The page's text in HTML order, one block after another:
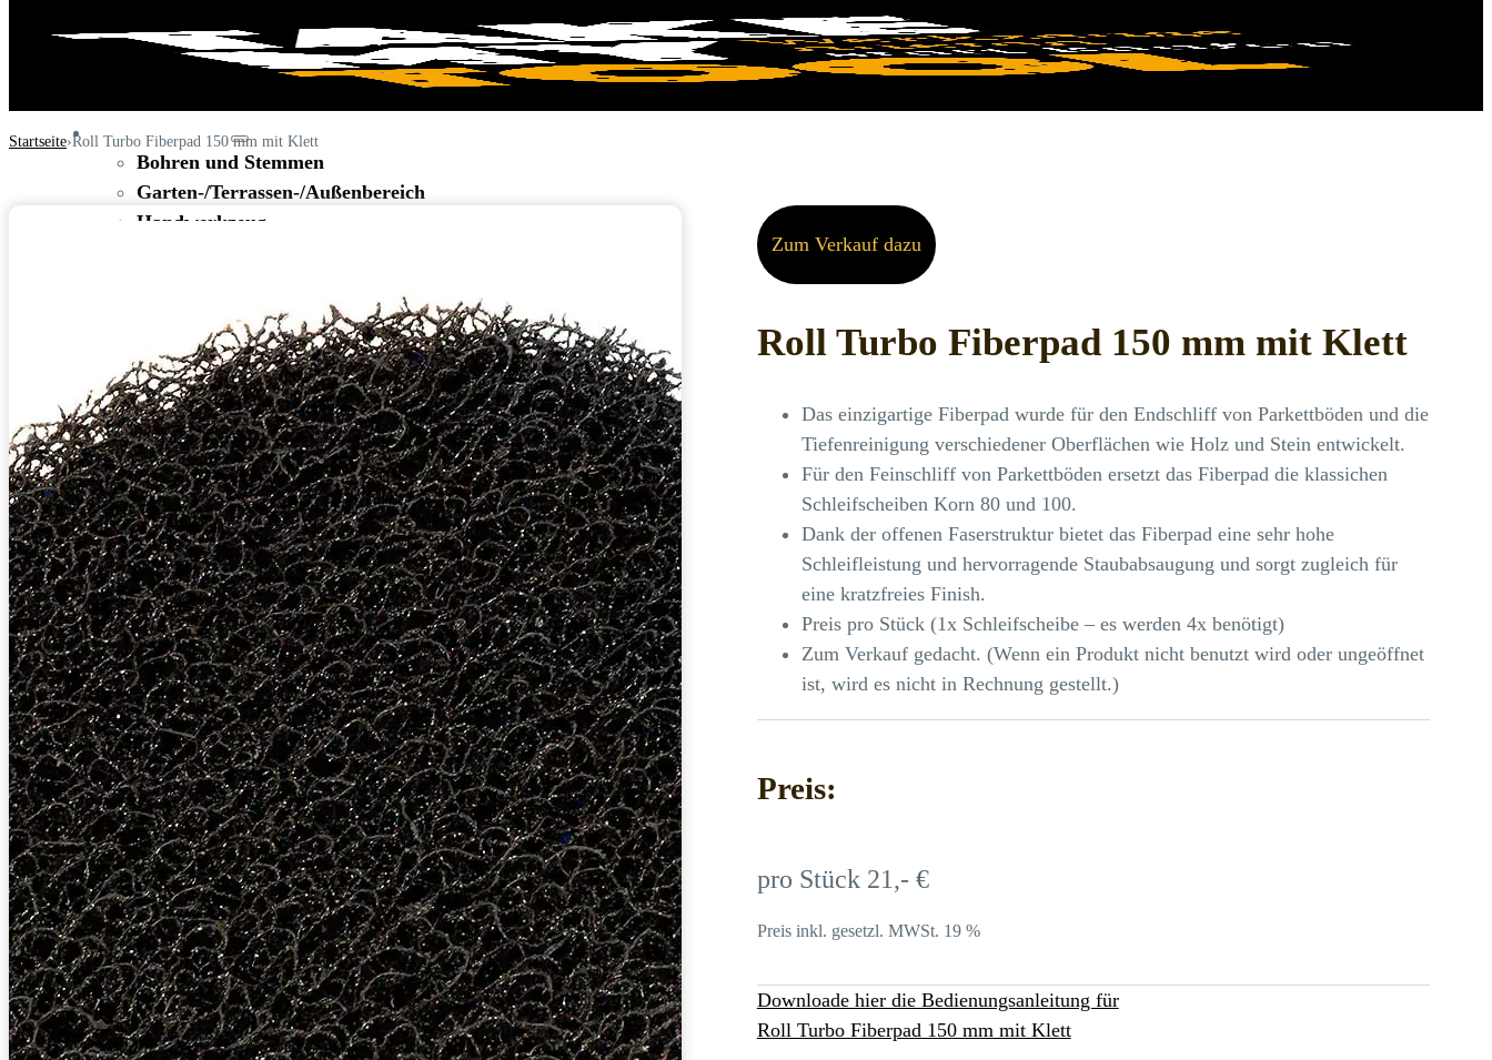
WERKZEUGE
Bohren und Stemmen
Garten-/Terrassen-/Außenbereich
Handwerkzeug
Rohbau/Ausbau/Renovieren
Stein-/Beton-/Pflasterarbeiten
Leitern/Böcke/Gerüste/Hebebühnen
Messwerkzeuge und Beleuchtung
Umzug und Reinigung
Unwetter
BAUSTELLE
Baustellenabsicherung
Bagger
FAHRZEUGE
Anhänger
Transporter
Bagger
RATGEBER
KONTAKT
Werkzeuge
Bohren und Stemmen
Garten-/Terrassen-/Außenbereich
Handwerkzeug
Holzbearbeitung
KFZ-Bereich
Rohbau/Ausbau/Renovieren
Stein-/Beton-/Pflasterarbeiten
Startseite Roll Turbo Fiberpad 150 mm mit Klett
Zum Verkauf dazu
Roll Turbo Fiberpad 150 mm mit Klett
Das einzigartige Fiberpad wurde für den Endschliff von Parkettböden und die
Tiefenreinigung verschiedener Oberflächen wie Holz und Stein entwickelt.
Für den Feinschliff von Parkettböden ersetzt das Fiberpad die klassichen
Schleifscheiben Korn 80 und 100.
Dank der offenen Faserstruktur bietet das Fiberpad eine sehr hohe
Schleifleistung und hervorragende Staubabsaugung und sorgt zugleich für
eine kratzfreies Finish.
Preis pro Stück (1x Schleifscheibe – es werden 4x benötigt)
Zum Verkauf gedacht. (Wenn ein Produkt nicht benutzt wird oder ungeöffnet
ist, wird es nicht in Rechnung gestellt.)
Preis:
pro Stück 21,- €
Preis inkl. gesetzl. MWSt. 19 %
Downloade hier die Bedienungsanleitung für
Roll Turbo Fiberpad 150 mm mit Klett